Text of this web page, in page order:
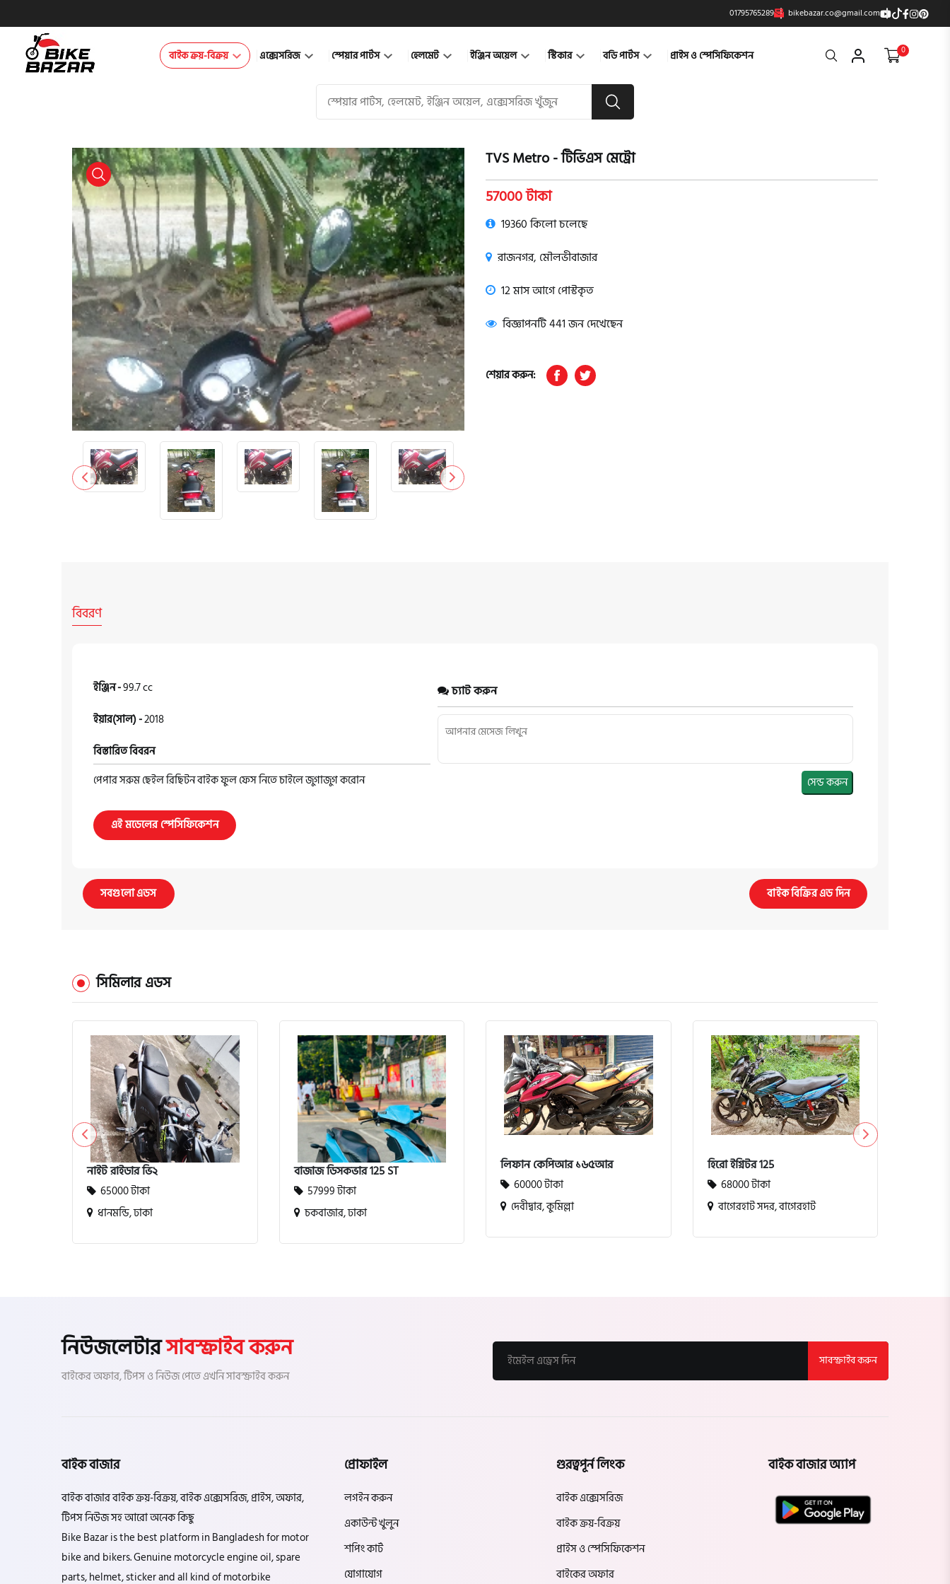
01795765289 bikebazar.co@gmail.com
বাইক ক্রয়-বিক্রয় এক্সেসরিজ স্পেয়ার পার্টস হেলমেট ইঞ্জিন অয়েল স্টিকার বডি পার্টস প্রাইস ও স্পেসিফিকেশন Search 0
product view product view
TVS Metro - টিভিএস মেট্রো
57000 টাকা
19360 কিলো চলেছে
রাজনগর, মৌলভীবাজার
12 মাস আগে পোস্টকৃত
বিজ্ঞাপনটি 441 জন দেখেছেন
শেয়ার করুন:
বিবরণ
ইঞ্জিন -99.7 cc
ইয়ার(সাল) -2018
বিস্তারিত বিবরন
পেপার সরুম ছেইল রিছিটন বাইক ফুল ফেস নিতে চাইলে জুগাজুগ করোন
এই মডেলের স্পেসিফিকেশন
চ্যাট করুন
সেন্ড করুন
সবগুলো এডস বাইক বিক্রির এড দিন
সিমিলার এডস
নাইট রাইডার ভি২
65000 টাকা
ধানমন্ডি, ঢাকা
বাজাজ ডিসকভার 125 ST
57999 টাকা
চকবাজার, ঢাকা
লিফান কেপিআর ১৬৫আর
60000 টাকা
দেবীদ্বার, কুমিল্লা
হিরো ইগ্নিটর 125
68000 টাকা
বাগেরহাট সদর, বাগেরহাট
নিউজলেটারসাবস্ক্রাইব করুন
বাইকের অফার, টিপস ও নিউজ পেতে এখনি সাবস্ক্রাইব করুন
সাবস্ক্রাইব করুন
বাইক বাজার
বাইক বাজার বাইক ক্রয়-বিক্রয়, বাইক এক্সেসরিজ, প্রাইস, অফার,
টিপস নিউজ সহ আরো অনেক কিছু
Bike Bazar is the best platform in Bangladesh for motor
bike and bikers. Genuine motorcycle engine oil, spare
parts, helmet, sticker and all kind of motorbike
প্রোফাইল
লগইন করুন
একাউন্ট খুলুন
শপিং কার্ট
যোগাযোগ
গুরত্বপূর্ন লিংক
বাইক এক্সেসরিজ
বাইক ক্রয়-বিক্রয়
প্রাইস ও স্পেসিফিকেশন
বাইকের অফার
বাইক বাজার অ্যাপ